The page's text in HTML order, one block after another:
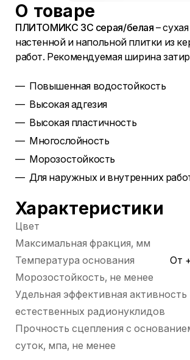
О товаре
ПЛИТОМИКС ЗС серая/белая –
настенной и напольной плитки из
работ. Рекомендуемая ширина
Повышенная водостойкость
Высокая адгезия
Высокая пластичность
Многослойность
Морозостойкость
Для наружных и внутренних
Характеристики
Цвет
Максимальная фракция, мм
Температура основания
От
Морозостойкость, не менее
Удельная эффективная активность
естественных радионуклидов
Прочность сцепления с
суток, мпа, не менее